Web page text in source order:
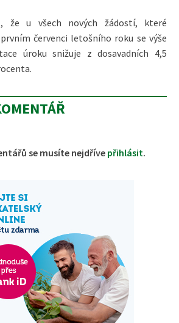
že u všech nových žádostí, které
červenci letošního roku se výše
úroku snižuje z dosavadních 4,5
se musíte nejdříve přihlásit.